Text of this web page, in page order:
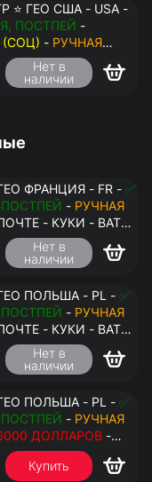
⭐ ГЕО США - USA -
ПОСТПЕЙ -
- РУЧНАЯ
- КУКИ - ВАТ
Нет в
наличии
ГЕО ФРАНЦИЯ - FR - ✅
- РУЧНАЯ
- КУКИ - ВАТ
Нет в
наличии
ГЕО ПОЛЬША - PL - ✅
- РУЧНАЯ
- КУКИ - ВАТ
Нет в
наличии
ГЕО ПОЛЬША - PL - ✅
- РУЧНАЯ
ДОЛЛАРОВ -
ЗАПОЛНЕН -
Купить